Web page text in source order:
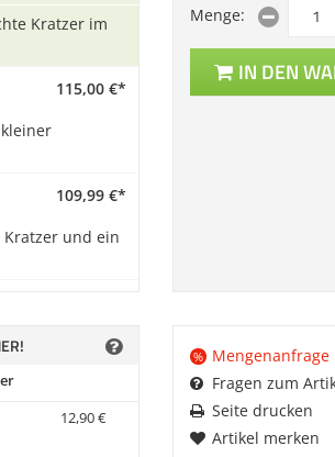
Kratzer im
115,00 €*
109,99 €*
Kratzer und ein
12,90€
Menge:
IN DEN
%
Mengenanfrage
Fragen zum
Seite drucken
Artikel merken